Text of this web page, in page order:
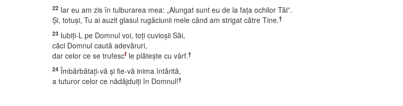
22 Iar eu am zis în tulburarea mea: „Alungat sunt eu de la faţa ochilor Tăi”.
Şi, totuşi, Tu ai auzit glasul rugăciunii mele când am strigat către Tine.†
23 Iubiţi-L pe Domnul voi, toţi cuvioşii Săi,
căci Domnul caută adevăruri,
dar celor ce se trufescf le plăteşte cu vârf.†
24 Îmbărbătaţi-vă şi fie-vă inima întărită,
a tuturor celor ce nădăjduiţi în Domnul!†